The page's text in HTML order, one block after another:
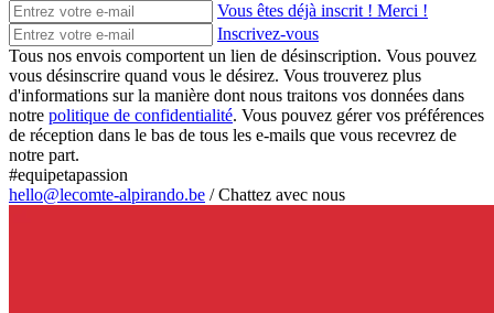
Vous êtes déjà inscrit ! Merci !
Inscrivez-vous
Tous nos envois comportent un lien de désinscription. Vous pouvez
vous désinscrire quand vous le désirez. Vous trouverez plus
d'informations sur la manière dont nous traitons vos données dans
notre politique de confidentialité. Vous pouvez gérer vos préférences
de réception dans le bas de tous les e-mails que vous recevrez de
notre part.
#equipetapassion
hello@lecomte-alpirando.be /Chattez avec nous